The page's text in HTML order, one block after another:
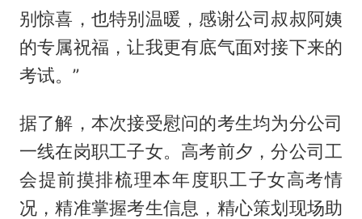
别惊喜，也特别温暖，感谢公司叔叔阿姨
的专属祝福，让我更有底气面对接下来的
考试。”
据了解，本次接受慰问的考生均为分公司
一线在岗职工子女。高考前夕，分公司工
会提前摸排梳理本年度职工子女高考情
况，精准掌握考生信息，精心策划现场助